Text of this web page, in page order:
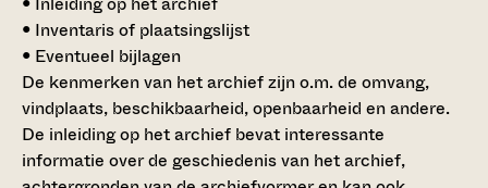
• Inventaris of plaatsingslijst
• Eventueel bijlagen
De kenmerken van het archief zijn o.m. de omvang,
vindplaats, beschikbaarheid, openbaarheid en andere.
De inleiding op het archief bevat interessante
informatie over de geschiedenis van het archief,